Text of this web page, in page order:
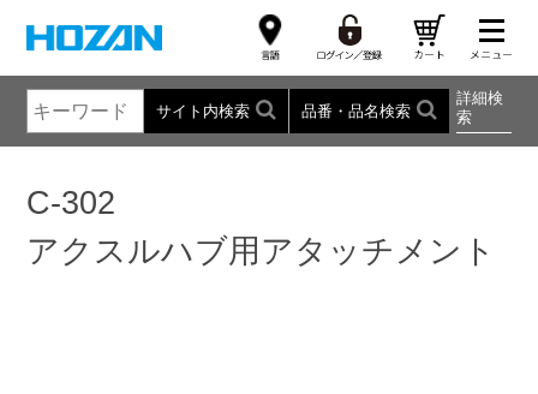
サイト内検索 品番・品名検索
詳細検
索
C-302
アクスルハブ用アタッチメント